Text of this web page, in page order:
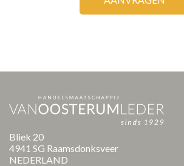
Bliek 20
4941 SG Raamsdonksveer
NEDERLAND